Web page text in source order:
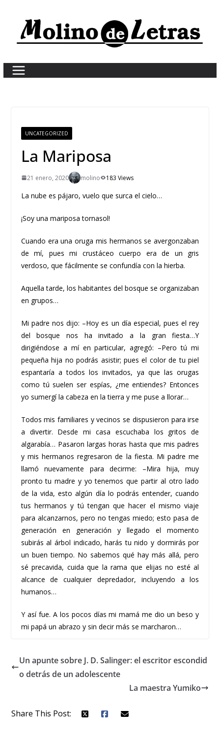
content
UNCATEGORIZED
La Mariposa
21 enero, 2020 molino 183 Views
La nube es pájaro, vuelo que surca el cielo…
¡Soy una mariposa tornasol!
Cuando era una oruga mis hermanos se avergonzaban
de mí, pues mi crustáceo cuerpo era de un gris
verdoso, que fácilmente se confundía con la hierba.
Aquella tarde, los habitantes del bosque se organizaban
en grupos…
Mi padre nos dijo: –Hoy es un día especial, pues el rey
del bosque nos ha invitado a la gran fiesta…Y
dirigiéndose a mí en particular, agregó: –Pero tú mi
pequeña hija no podrás asistir; pues el color de tu piel
espantaría a todos los invitados, ya que las orugas
como tú suelen ser espías, ¿me entiendes? Entonces
yo sumergí la cabeza en la tierra y me puse a llorar…
Todos mis familiares y vecinos se dispusieron para irse
a divertir. Desde mi casa escuchaba los gritos de
algarabía… Pasaron largas horas hasta que mis padres
y mis hermanos regresaron de la fiesta. Mi padre me
llamó nuevamente para decirme: –Mira hija, muy
pronto tu madre y yo tenemos que partir al otro lado
de la vida, esto algún día lo podrás entender, cuando
tus hermanos y tú tengan que hacer el mismo viaje
para alcanzarnos, pero no tengas miedo; esto pasa de
generación en generación y llegado el momento
subirás al árbol indicado, harás tu nido y dormirás por
un buen tiempo. No sabemos qué hay más allá, pero
sé precavida, cuida que la rama que elijas no esté al
alcance de cualquier depredador, incluyendo a los
humanos…
Y así fue. A los pocos días mi mamá me dio un beso y
mi papá un abrazo y sin decir más se marcharon…
Un apunte sobre J. D. Salinger: el escritor escondid
o detrás de un adolescente
La maestra Yumiko
Share This Post: